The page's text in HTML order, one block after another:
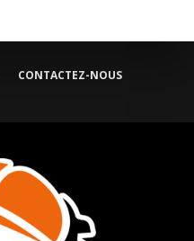
CONTACTEZ-NOUS